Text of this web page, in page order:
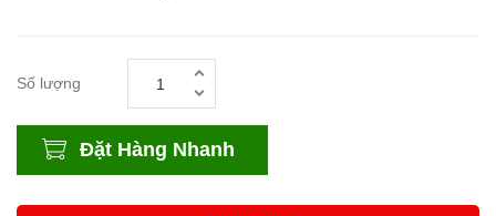
Số lượng
Đặt Hàng Nhanh